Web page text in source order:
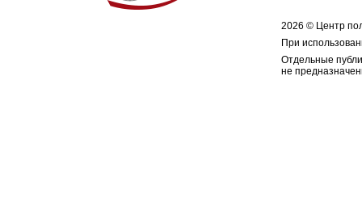
2026 © Центр
При
Отдельные
не